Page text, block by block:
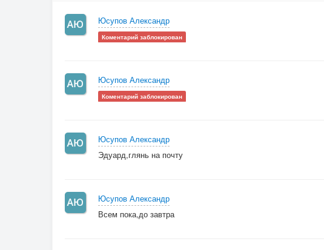
Юсупов Александр
Коментарий заблокирован
Юсупов Александр
Коментарий заблокирован
Юсупов Александр
Эдуард,глянь на почту
Юсупов Александр
Всем пока,до завтра